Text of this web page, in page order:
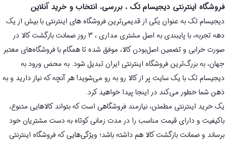
فروشگاه اینترنتی دیجیسام تک ، بررسی، انتخاب و خرید آنلاین
دیجیسام تک به عنوان یکی از قدیمی‌ترین فروشگاه های اینترنتی با بیش از یک
دهه تجربه، با پایبندی به اصل مشتری مداری ، 3 روز ضمانت بازگشت کالا در
صورت خرابی و تضمین اصل‌بودن کالا، موفق شده تا همگام با فروشگاه‌های معتبر
جهان، به بزرگ‌ترین فروشگاه اینترنتی ایران تبدیل شود. به محض ورود به
دیجیسام تک با یک سایت پر از کالا رو به رو می‌شوید! هر آنچه که نیاز دارید و به
ذهن شما خطور می‌کند در اینجا پیدا خواهید کرد.
یک خرید اینترنتی مطمئن، نیازمند فروشگاهی است که بتواند کالاهایی متنوع،
باکیفیت و دارای قیمت مناسب را در مدت زمانی کوتاه به دست مشتریان خود
برساند و ضمانت بازگشت کالا هم داشته باشد؛ ویژگی‌هایی که فروشگاه اینترنتی